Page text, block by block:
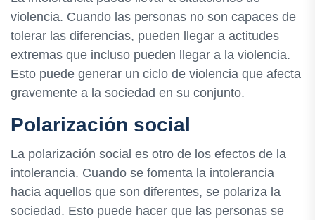
violencia. Cuando las personas no son capaces de
tolerar las diferencias, pueden llegar a actitudes
extremas que incluso pueden llegar a la violencia.
Esto puede generar un ciclo de violencia que afecta
gravemente a la sociedad en su conjunto.
Polarización social
La polarización social es otro de los efectos de la
intolerancia. Cuando se fomenta la intolerancia
hacia aquellos que son diferentes, se polariza la
sociedad. Esto puede hacer que las personas se